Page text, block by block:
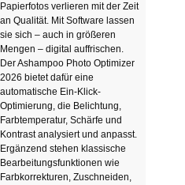
Papierfotos verlieren mit der Zeit
an Qualität. Mit Software lassen
sie sich – auch in größeren
Mengen – digital auffrischen.
Der Ashampoo Photo Optimizer
2026 bietet dafür eine
automatische Ein-Klick-
Optimierung, die Belichtung,
Farbtemperatur, Schärfe und
Kontrast analysiert und anpasst.
Ergänzend stehen klassische
Bearbeitungsfunktionen wie
Farbkorrekturen, Zuschneiden,